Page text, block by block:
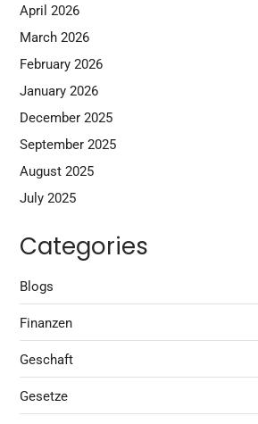
April 2026
March 2026
February 2026
January 2026
December 2025
September 2025
August 2025
July 2025
Categories
Blogs
Finanzen
Geschaft
Gesetze